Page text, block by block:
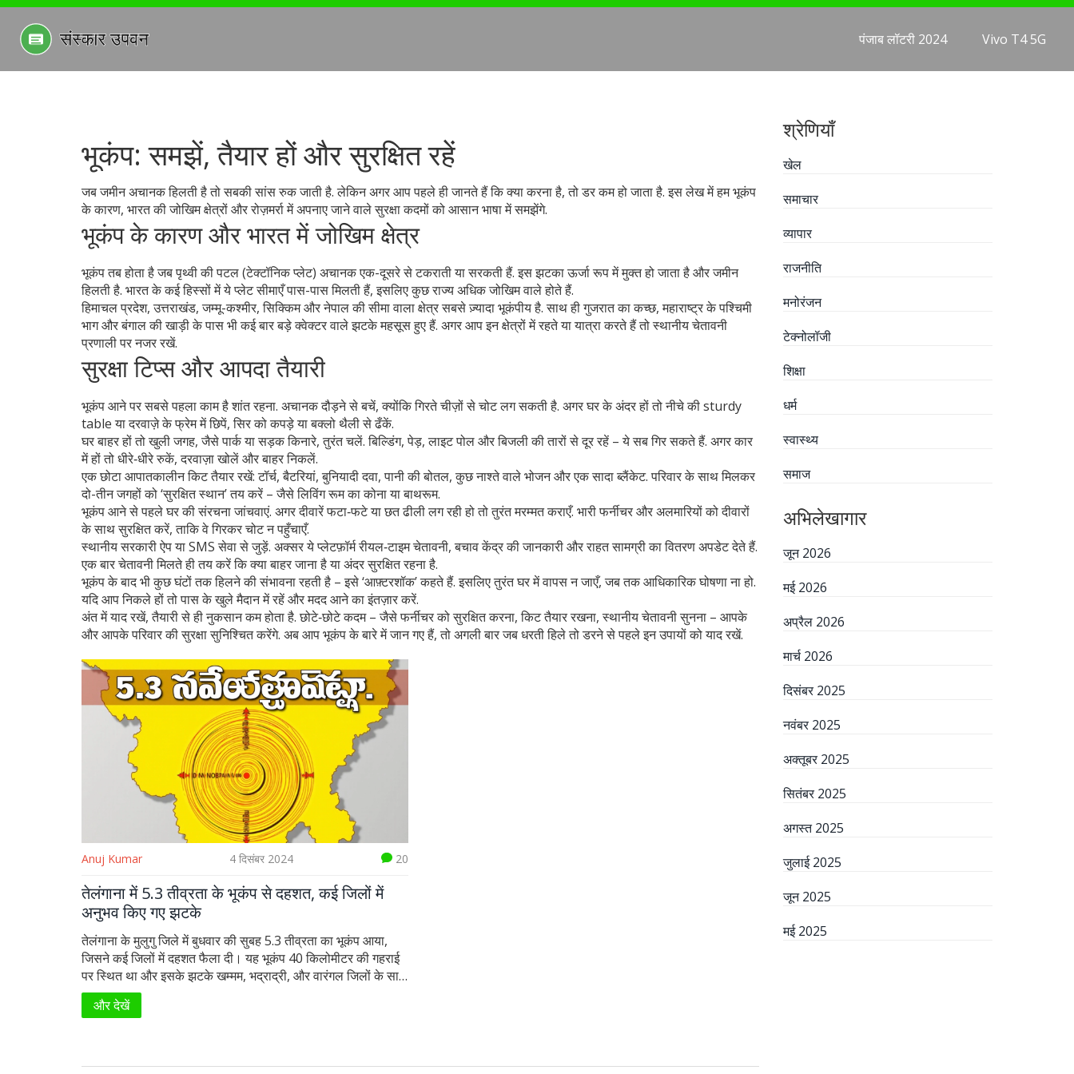
पंजाब लॉटरी 2024 Vivo T4 5G
भूकंप: समझें, तैयार हों और सुरक्षित रहें
जब जमीन अचानक हिलती है तो सबकी सांस रुक जाती है. लेकिन अगर आप पहले ही जानते हैं कि क्या करना है, तो डर कम हो जाता है. इस लेख में हम भूकंप
के कारण, भारत की जोखिम क्षेत्रों और रोज़मर्रा में अपनाए जाने वाले सुरक्षा कदमों को आसान भाषा में समझेंगे.
भूकंप के कारण और भारत में जोखिम क्षेत्र
भूकंप तब होता है जब पृथ्वी की पटल (टेक्टॉनिक प्लेट) अचानक एक-दूसरे से टकराती या सरकती हैं. इस झटका ऊर्जा रूप में मुक्त हो जाता है और जमीन
हिलती है. भारत के कई हिस्सों में ये प्लेट सीमाएँ पास-पास मिलती हैं, इसलिए कुछ राज्य अधिक जोखिम वाले होते हैं.
हिमाचल प्रदेश, उत्तराखंड, जम्मू-कश्मीर, सिक्किम और नेपाल की सीमा वाला क्षेत्र सबसे ज़्यादा भूकंपीय है. साथ ही गुजरात का कच्छ, महाराष्ट्र के पश्चिमी
भाग और बंगाल की खाड़ी के पास भी कई बार बड़े क्वेक्टर वाले झटके महसूस हुए हैं. अगर आप इन क्षेत्रों में रहते या यात्रा करते हैं तो स्थानीय चेतावनी
प्रणाली पर नजर रखें.
सुरक्षा टिप्स और आपदा तैयारी
भूकंप आने पर सबसे पहला काम है शांत रहना. अचानक दौड़ने से बचें, क्योंकि गिरते चीज़ों से चोट लग सकती है. अगर घर के अंदर हों तो नीचे की sturdy
table या दरवाज़े के फ्रेम में छिपें, सिर को कपड़े या बक्लो थैली से ढँकें.
घर बाहर हों तो खुली जगह, जैसे पार्क या सड़क किनारे, तुरंत चलें. बिल्डिंग, पेड़, लाइट पोल और बिजली की तारों से दूर रहें – ये सब गिर सकते हैं. अगर कार
में हों तो धीरे‑धीरे रुकें, दरवाज़ा खोलें और बाहर निकलें.
एक छोटा आपातकालीन किट तैयार रखें: टॉर्च, बैटरियां, बुनियादी दवा, पानी की बोतल, कुछ नाश्ते वाले भोजन और एक सादा ब्लैंकेट. परिवार के साथ मिलकर
दो-तीन जगहों को ‘सुरक्षित स्थान’ तय करें – जैसे लिविंग रूम का कोना या बाथरूम.
भूकंप आने से पहले घर की संरचना जांचवाएं. अगर दीवारें फटा‑फटे या छत ढीली लग रही हो तो तुरंत मरम्मत कराएँ. भारी फर्नीचर और अलमारियों को दीवारों
के साथ सुरक्षित करें, ताकि वे गिरकर चोट न पहुँचाएँ.
स्थानीय सरकारी ऐप या SMS सेवा से जुड़ें. अक्सर ये प्लेटफ़ॉर्म रीयल‑टाइम चेतावनी, बचाव केंद्र की जानकारी और राहत सामग्री का वितरण अपडेट देते हैं.
एक बार चेतावनी मिलते ही तय करें कि क्या बाहर जाना है या अंदर सुरक्षित रहना है.
भूकंप के बाद भी कुछ घंटों तक हिलने की संभावना रहती है – इसे ‘आफ़्टरशॉक’ कहते हैं. इसलिए तुरंत घर में वापस न जाएँ, जब तक आधिकारिक घोषणा ना हो.
यदि आप निकले हों तो पास के खुले मैदान में रहें और मदद आने का इंतज़ार करें.
अंत में याद रखें, तैयारी से ही नुकसान कम होता है. छोटे‑छोटे कदम – जैसे फर्नीचर को सुरक्षित करना, किट तैयार रखना, स्थानीय चेतावनी सुनना – आपके
और आपके परिवार की सुरक्षा सुनिश्चित करेंगे. अब आप भूकंप के बारे में जान गए हैं, तो अगली बार जब धरती हिले तो डरने से पहले इन उपायों को याद रखें.
Anuj Kumar 4 दिसंबर 2024 20
तेलंगाना में 5.3 तीव्रता के भूकंप से दहशत, कई जिलों में
अनुभव किए गए झटके
तेलंगाना के मुलुगु जिले में बुधवार की सुबह 5.3 तीव्रता का भूकंप आया,
जिसने कई जिलों में दहशत फैला दी। यह भूकंप 40 किलोमीटर की गहराई
पर स्थित था और इसके झटके खम्मम, भद्राद्री, और वारंगल जिलों के साथ
ही आंध्र प्रदेश के कुछ इलाकों में भी महसूस किए गए। स्थानीय अधिकारी
अतिरिक्त झटकों की निगरानी कर रहे हैं। फिलहाल किसी बड़ी हानि की
और देखें
श्रेणियाँ
खेल
समाचार
व्यापार
राजनीति
मनोरंजन
टेक्नोलॉजी
शिक्षा
धर्म
स्वास्थ्य
समाज
अभिलेखागार
जून 2026
मई 2026
अप्रैल 2026
मार्च 2026
दिसंबर 2025
नवंबर 2025
अक्तूबर 2025
सितंबर 2025
अगस्त 2025
जुलाई 2025
जून 2025
मई 2025